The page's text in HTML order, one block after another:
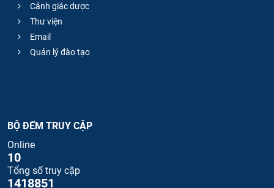
Cảnh giác dược
Thư viện
Email
Quản lý đào tạo
BỘ ĐẾM TRUY CẬP
Online
10
Tổng số truy cập
1418851